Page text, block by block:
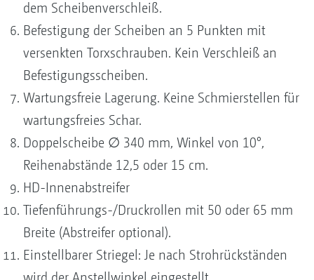
dem Scheibenverschleiß.
Befestigung der Scheiben an 5 Punkten mit
versenkten Torxschrauben. Kein Verschleiß an
Befestigungsscheiben.
Wartungsfreie Lagerung. Keine Schmierstellen für
wartungsfreies Schar.
Doppelscheibe ∅ 340 mm, Winkel von 10°,
Reihenabstände 12,5 oder 15 cm.
HD-Innenabstreifer
Tiefenführungs-/Druckrollen mit 50 oder 65 mm
Breite (Abstreifer optional).
Einstellbarer Striegel: Je nach Strohrückständen